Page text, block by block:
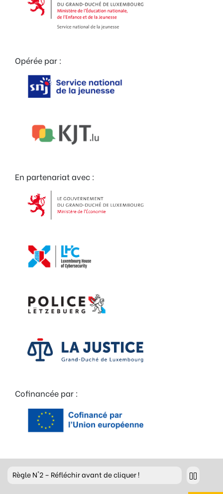
Opérée par :
En partenariat avec :
Cofinancée par :
RègleN°2 – Réfléchir avant de cliquer !